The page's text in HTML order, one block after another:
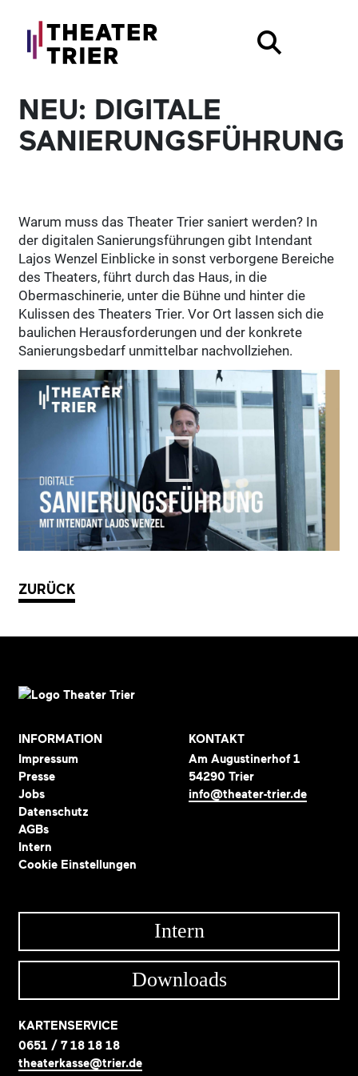
NEU: DIGITALE
SANIERUNGSFÜHRUNG
Warum muss das Theater Trier saniert werden? In
der digitalen Sanierungsführungen gibt Intendant
Lajos Wenzel Einblicke in sonst verborgene Bereiche
des Theaters, führt durch das Haus, in die
Obermaschinerie, unter die Bühne und hinter die
Kulissen des Theaters Trier. Vor Ort lassen sich die
baulichen Herausforderungen und der konkrete
Sanierungsbedarf unmittelbar nachvollziehen.
ZURÜCK
INFORMATION
Impressum
Presse
Jobs
Datenschutz
AGBs
Intern
Cookie Einstellungen
KONTAKT
Am Augustinerhof 1
54290 Trier
info@theater-trier.de
Intern
Downloads
KARTENSERVICE
0651 / 7 18 18 18
theaterkasse@trier.de